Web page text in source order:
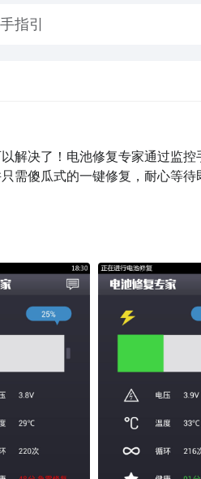
指引
解决了！电池修复专家通过监
需傻瓜式的一键修复，耐心等